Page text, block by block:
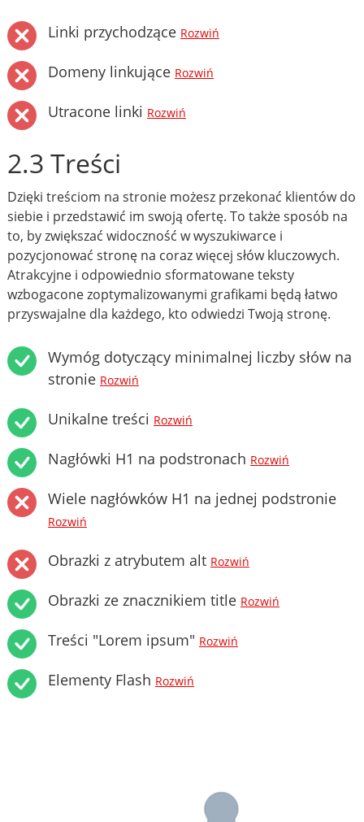
Linki przychodzące Rozwiń
Domeny linkujące Rozwiń
Utracone linki Rozwiń
2.3 Treści
Dzięki treściom na stronie możesz przekonać klientów do
siebie i przedstawić im swoją ofertę. To także sposób na
to, by zwiększać widoczność w wyszukiwarce i
pozycjonować stronę na coraz więcej słów kluczowych.
Atrakcyjne i odpowiednio sformatowane teksty
wzbogacone zoptymalizowanymi grafikami będą łatwo
przyswajalne dla każdego, kto odwiedzi Twoją stronę.
Wymóg dotyczący minimalnej liczby słów na
stronie Rozwiń
Unikalne treści Rozwiń
Nagłówki H1 na podstronach Rozwiń
Wiele nagłówków H1 na jednej podstronie
Rozwiń
Obrazki z atrybutem alt Rozwiń
Obrazki ze znacznikiem title Rozwiń
Treści "Lorem ipsum" Rozwiń
Elementy Flash Rozwiń